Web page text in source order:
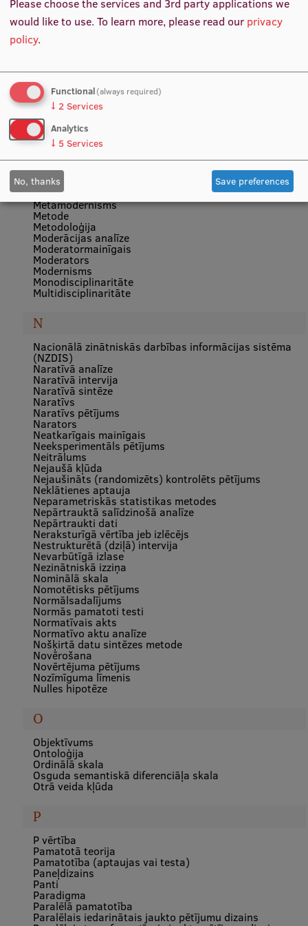
Literatūras pārskats
Loģika
Longitudināls pētījums
Mainīgais
Mediācijas analīze
Mediators
Medicīniskie dokumenti
Medicīnisko dokumentu analīze
Mērījumu skala
Mērķpopulācija
Mērķtiecīgā izlase
Metaanalīze
Metaapkopošana
Metaetnogrāfija
Metamodernisms
Metode
Metodoloģija
Moderācijas analīze
Moderatormainīgais
Moderators
Modernisms
Monodisciplinaritāte
Multidisciplinaritāte
N
Nacionālā zinātniskās darbības informācijas sistēma
(NZDIS)
Naratīvā analīze
Naratīvā intervija
Naratīvā sintēze
Naratīvs
Naratīvs pētījums
Narators
Neatkarīgais mainīgais
Neeksperimentāls pētījums
Neitrālums
Nejaušā kļūda
Nejaušināts (randomizēts) kontrolēts pētījums
Neklātienes aptauja
Neparametriskās statistikas metodes
Nepārtrauktā salīdzinošā analīze
Nepārtraukti dati
Neraksturīgā vērtība jeb izlēcējs
Nestrukturētā (dziļā) intervija
Nevarbūtīgā izlase
Nezinātniskā izziņa
Nominālā skala
Nomotētisks pētījums
Normālsadalījums
Normās pamatoti testi
Normatīvais akts
Normatīvo aktu analīze
Nošķirtā datu sintēzes metode
Novērošana
Novērtējuma pētījums
Nozīmīguma līmenis
Nulles hipotēze
O
Objektīvums
Ontoloģija
Ordinālā skala
Osguda semantiskā diferenciāļa skala
Otrā veida kļūda
P
P vērtība
Pamatotā teorija
Pamatotība (aptaujas vai testa)
Paneļdizains
Panti
Paradigma
Paralēlā pamatotība
Paralēlais iedarinātais jaukto pētījumu dizains
Please choose the services and 3rd party applications we
would like to use.To learn more, please read our privacy
policy.
Functional(always required)
↓ 2 Services
Analytics
↓ 5 Services
No, thanks Save preferences